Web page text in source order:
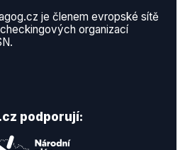
je členem evropské sítě
organizací
podporují: